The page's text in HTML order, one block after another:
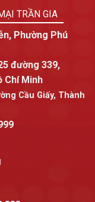
TRẦN GIA
Phường Phú
đường 339,
Chí Minh
Cầu Giấy, Thành